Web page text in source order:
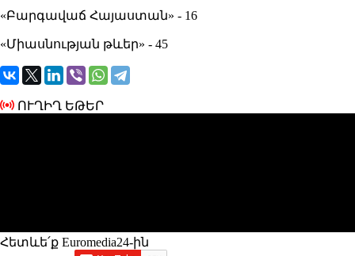
«Բարգավաճ Հայաստան» - 16
«Միասնության թևեր» - 45
ՈՒՂԻՂ ԵԹԵՐ
Հետևե՛ք Euromedia24-ին